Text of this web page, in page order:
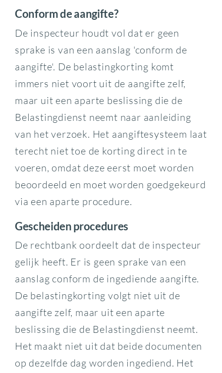
Conform de aangifte?
De inspecteur houdt vol dat er geen
sprake is van een aanslag 'conform de
aangifte'. De belastingkorting komt
immers niet voort uit de aangifte zelf,
maar uit een aparte beslissing die de
Belastingdienst neemt naar aanleiding
van het verzoek. Het aangiftesysteem laat
terecht niet toe de korting direct in te
voeren, omdat deze eerst moet worden
beoordeeld en moet worden goedgekeurd
via een aparte procedure.
Gescheiden procedures
De rechtbank oordeelt dat de inspecteur
gelijk heeft. Er is geen sprake van een
aanslag conform de ingediende aangifte.
De belastingkorting volgt niet uit de
aangifte zelf, maar uit een aparte
beslissing die de Belastingdienst neemt.
Het maakt niet uit dat beide documenten
op dezelfde dag worden ingediend. Het